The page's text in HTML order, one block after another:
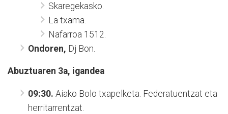
Skaregekasko.
La txama.
Nafarroa 1512.
Ondoren, Dj Bon.
Abuztuaren 3a, igandea
09:30. Aiako Bolo txapelketa. Federatuentzat eta
herritarrentzat.